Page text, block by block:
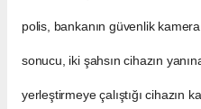
polis, bankanın güvenlik
sonucu, iki şahsın cihazın
yerleştirmeye çalıştığı cihazın